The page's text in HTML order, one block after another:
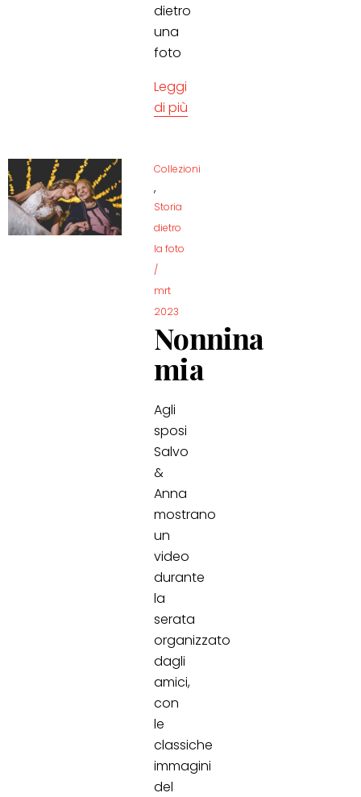
dietro
una
foto
Leggi
di più
Collezioni
,
Storia
dietro
la foto
/
mrt
2023
Nonnina
mia
Agli
sposi
Salvo
&
Anna
mostrano
un
video
durante
la
serata
organizzato
dagli
amici,
con
le
classiche
immagini
del